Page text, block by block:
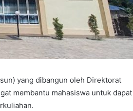
yang dibangun oleh Direktorat
membantu mahasiswa untuk dapat